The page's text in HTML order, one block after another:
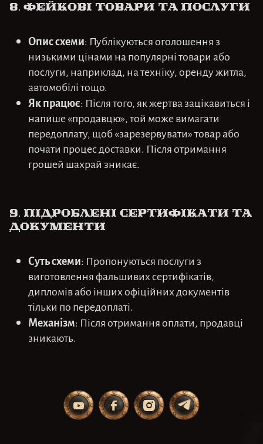
8. Фейкові товари та послуги
Опис схеми: Публікуються оголошення з
низькими цінами на популярні товари або
послуги, наприклад, на техніку, оренду житла,
автомобілі тощо.
Як працює: Після того, як жертва зацікавиться і
напише «продавцю», той може вимагати
передоплату, щоб «зарезервувати» товар або
почати процес доставки. Після отримання
грошей шахрай зникає.
9. Підроблені сертифікати та
документи
Суть схеми: Пропонуються послуги з
виготовлення фальшивих сертифікатів,
дипломів або інших офіційних документів
тільки по передоплаті.
Механізм: Після отримання оплати, продавці
зникають.